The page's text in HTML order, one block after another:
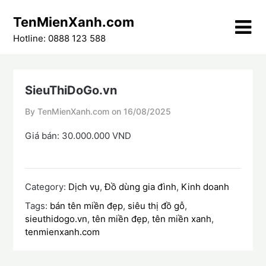
content
TenMienXanh.com
Hotline: 0888 123 588
SieuThiDoGo.vn
By TenMienXanh.com on 16/08/2025
Giá bán: 30.000.000 VND
Category: Dịch vụ,Đồ dùng gia đình, Kinh doanh
Tags: bán tên miền đẹp, siêu thị đồ gỗ,
sieuthidogo.vn,tên miền đẹp,tên miền xanh,
tenmienxanh.com